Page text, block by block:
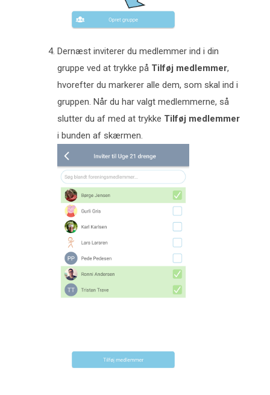
Dernæst inviterer du medlemmer ind i din
gruppe ved at trykke på Tilføj medlemmer,
hvorefter du markerer alle dem, som skal ind i
gruppen. Når du har valgt medlemmerne, så
slutter du af med at trykke Tilføj medlemmer
i bunden af skærmen.